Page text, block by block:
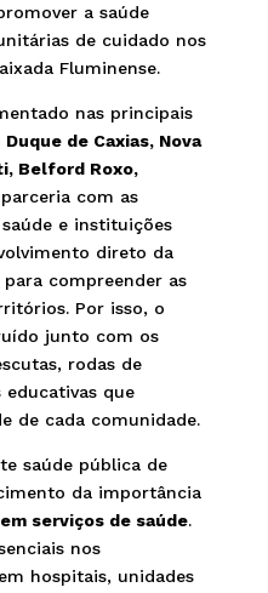
a saúde
de cuidado nos
Fluminense.
nas principais
Duque de Caxias, Nova
Belford Roxo,
com as
e instituições
direto da
compreender as
Por isso, o
junto com os
rodas de
educativas que
de cada comunidade.
saúde pública de
da importância
serviços de saúde.
nos
hospitais, unidades